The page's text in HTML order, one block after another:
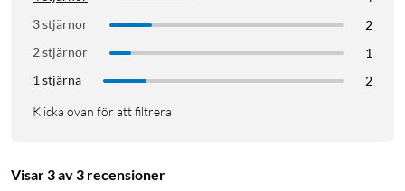
3 stjärnor
2
2 stjärnor
1
1 stjärna
2
Klicka ovan för att filtrera
Visar 3 av 3 recensioner